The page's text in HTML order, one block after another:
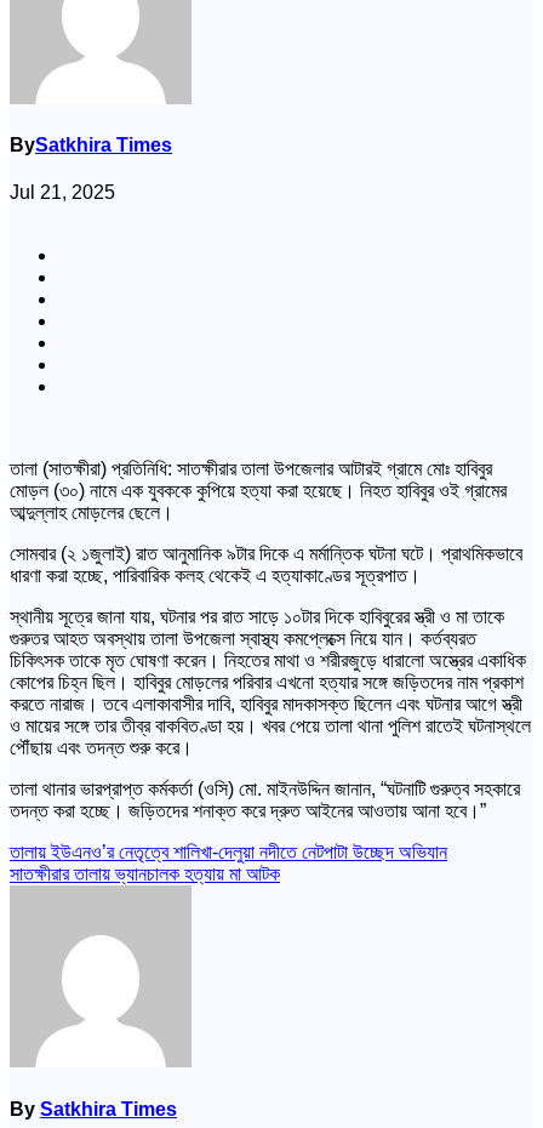
BySatkhira Times
Jul 21, 2025
তালা (সাতক্ষীরা) প্রতিনিধি: সাতক্ষীরার তালা উপজেলার আটারই গ্রামে মোঃ হাবিবুর
মোড়ল (৩০) নামে এক যুবককে কুপিয়ে হত্যা করা হয়েছে। নিহত হাবিবুর ওই গ্রামের
আব্দুল্লাহ মোড়লের ছেলে।
সোমবার (২ ১জুলাই) রাত আনুমানিক ৯টার দিকে এ মর্মান্তিক ঘটনা ঘটে। প্রাথমিকভাবে
ধারণা করা হচ্ছে, পারিবারিক কলহ থেকেই এ হত্যাকাণ্ডের সূত্রপাত।
স্থানীয় সূত্রে জানা যায়, ঘটনার পর রাত সাড়ে ১০টার দিকে হাবিবুরের স্ত্রী ও মা তাকে
গুরুতর আহত অবস্থায় তালা উপজেলা স্বাস্থ্য কমপ্লেক্সে নিয়ে যান। কর্তব্যরত
চিকিৎসক তাকে মৃত ঘোষণা করেন। নিহতের মাথা ও শরীরজুড়ে ধারালো অস্ত্রের একাধিক
কোপের চিহ্ন ছিল। হাবিবুর মোড়লের পরিবার এখনো হত্যার সঙ্গে জড়িতদের নাম প্রকাশ
করতে নারাজ। তবে এলাকাবাসীর দাবি, হাবিবুর মাদকাসক্ত ছিলেন এবং ঘটনার আগে স্ত্রী
ও মায়ের সঙ্গে তার তীব্র বাকবিতণ্ডা হয়। খবর পেয়ে তালা থানা পুলিশ রাতেই ঘটনাস্থলে
পৌঁছায় এবং তদন্ত শুরু করে।
তালা থানার ভারপ্রাপ্ত কর্মকর্তা (ওসি) মো. মাইনউদ্দিন জানান, “ঘটনাটি গুরুত্ব সহকারে
তদন্ত করা হচ্ছে। জড়িতদের শনাক্ত করে দ্রুত আইনের আওতায় আনা হবে।”
Post
navigation
তালায় ইউএনও’র নেতৃত্বে শালিখা-দেলুয়া নদীতে নেটপাটা উচ্ছেদ অভিযান
সাতক্ষীরার তালায় ভ্যানচালক হত্যায় মা আটক
By Satkhira Times